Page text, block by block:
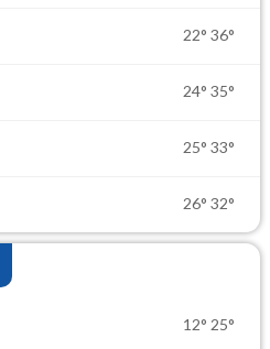
22° 36°
24° 35°
25° 33°
26° 32°
12° 25°